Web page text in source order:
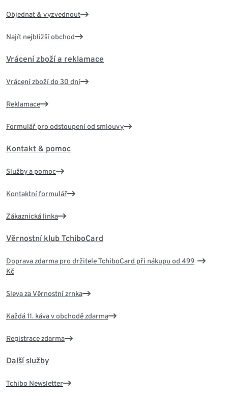
Objednat & vyzvednout
Najít nejbližší obchod
Vrácení zboží a reklamace
Vrácení zboží do 30 dní
Reklamace
Formulář pro odstoupení od smlouvy
Kontakt & pomoc
Služby a pomoc
Kontaktní formulář
Zákaznická linka
Věrnostní klub TchiboCard
Doprava zdarma pro držitele TchiboCard při nákupu od 499
Kč
Sleva za Věrnostní zrnka
Každá 11. káva v obchodě zdarma
Registrace zdarma
Další služby
Tchibo Newsletter